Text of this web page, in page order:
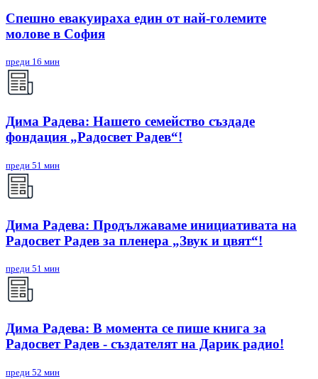
Спешно евакуираха един от най-големите
молове в София
преди 16 мин
Дима Радева: Нашето семейство създаде
фондация „Радосвет Радев“!
преди 51 мин
Дима Радева: Продължаваме инициативата на
Радосвет Радев за пленера „Звук и цвят“!
преди 51 мин
Дима Радева: В момента се пише книга за
Радосвет Радев - създателят на Дарик радио!
преди 52 мин